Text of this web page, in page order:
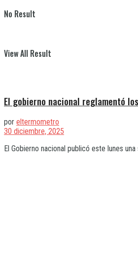
No Result
View All Result
El gobierno nacional reglamentó
por eltermometro
30 diciembre, 2025
El Gobierno nacional publicó este lunes